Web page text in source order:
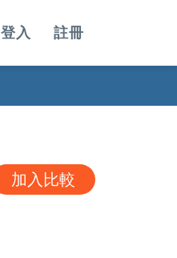
登入 註冊
加入比較